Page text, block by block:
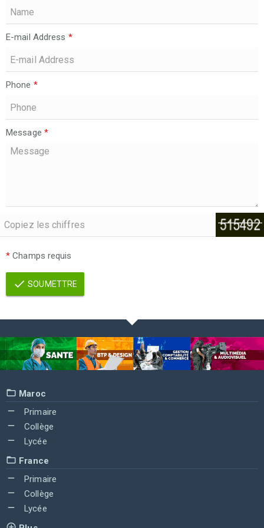
E-mail Address *
Phone *
Message *
* Champs requis
SOUMETTRE
Maroc
Primaire
Collège
Lycée
France
Primaire
Collège
Lycée